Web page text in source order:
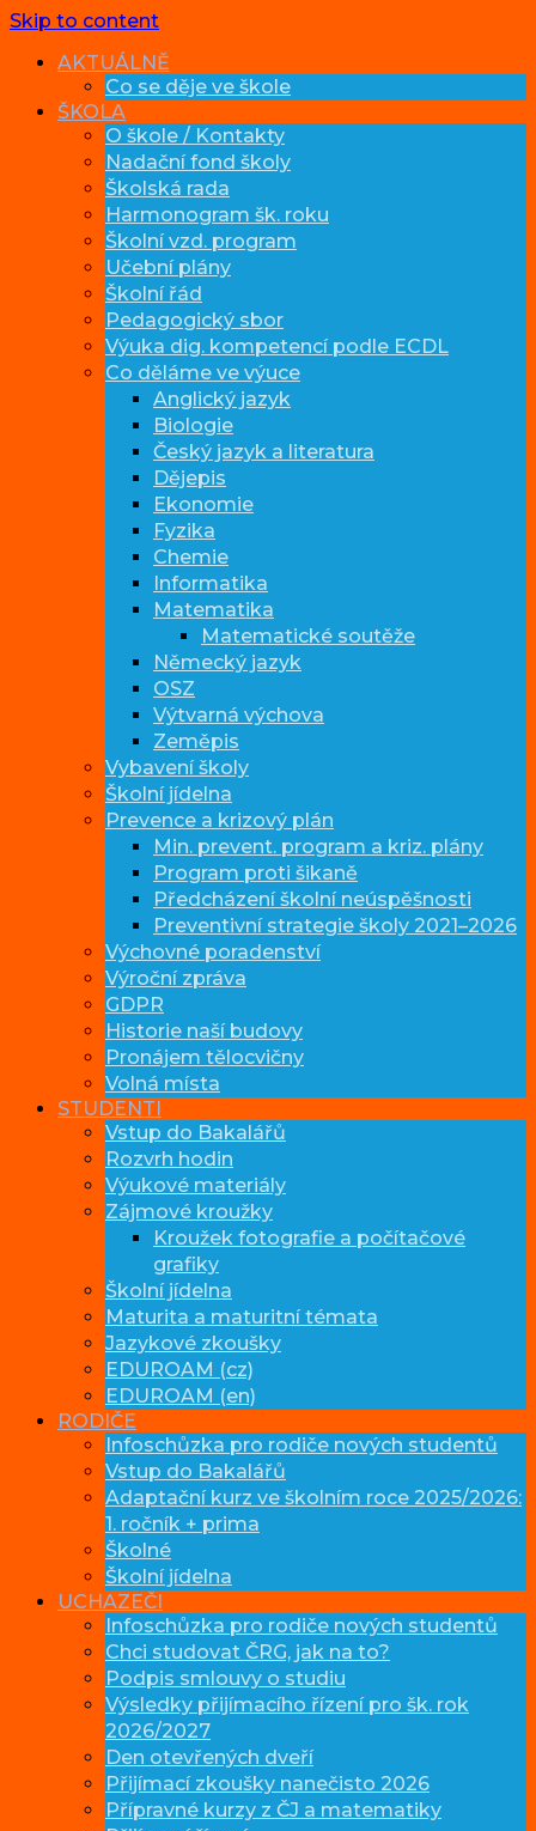
Skip to content
AKTUÁLNĚ
Co se děje ve škole
ŠKOLA
O škole / Kontakty
Nadační fond školy
Školská rada
Harmonogram šk. roku
Školní vzd. program
Učební plány
Školní řád
Pedagogický sbor
Výuka dig. kompetencí podle ECDL
Co děláme ve výuce
Anglický jazyk
Biologie
Český jazyk a literatura
Dějepis
Ekonomie
Fyzika
Chemie
Informatika
Matematika
Matematické soutěže
Německý jazyk
OSZ
Výtvarná výchova
Zeměpis
Vybavení školy
Školní jídelna
Prevence a krizový plán
Min. prevent. program a kriz. plány
Program proti šikaně
Předcházení školní neúspěšnosti
Preventivní strategie školy 2021–2026
Výchovné poradenství
Výroční zpráva
GDPR
Historie naší budovy
Pronájem tělocvičny
Volná místa
STUDENTI
Vstup do Bakalářů
Rozvrh hodin
Výukové materiály
Zájmové kroužky
Kroužek fotografie a počítačové
grafiky
Školní jídelna
Maturita a maturitní témata
Jazykové zkoušky
EDUROAM (cz)
EDUROAM (en)
RODIČE
Infoschůzka pro rodiče nových studentů
Vstup do Bakalářů
Adaptační kurz ve školním roce 2025/2026:
1. ročník + prima
Školné
Školní jídelna
UCHAZEČI
Infoschůzka pro rodiče nových studentů
Chci studovat ČRG, jak na to?
Podpis smlouvy o studiu
Výsledky přijímacího řízení pro šk. rok
2026/2027
Den otevřených dveří
Přijímací zkoušky nanečisto 2026
Přípravné kurzy z ČJ a matematiky